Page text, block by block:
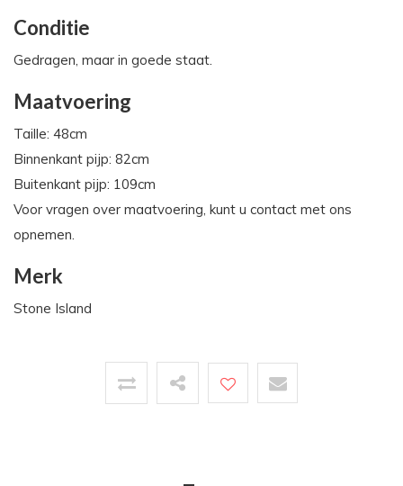
Conditie
Gedragen, maar in goede staat.
Maatvoering
Taille: 48cm
Binnenkant pijp: 82cm
Buitenkant pijp: 109cm
Voor vragen over maatvoering, kunt u contact met ons
opnemen.
Merk
Stone Island